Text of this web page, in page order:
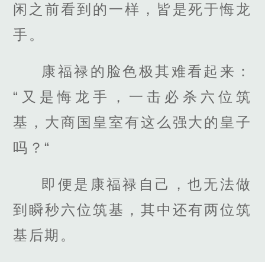
闲之前看到的一样，皆是死于悔龙
手。
康福禄的脸色极其难看起来：
“又是悔龙手，一击必杀六位筑
基，大商国皇室有这么强大的皇子
吗？“
即便是康福禄自己，也无法做
到瞬秒六位筑基，其中还有两位筑
基后期。